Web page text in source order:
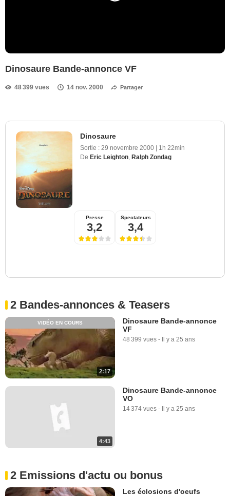
Dinosaure Bande-annonce VF
48 399 vues 14 nov. 2000 Partager
Dinosaure
Sortie : 29 novembre 2000 | 1h 22min
De Eric Leighton Ralph Zondag
Presse
3,2
Spectateurs
3,4
2 Bandes-annonces & Teasers
2:17
VIDÉO EN COURS
Dinosaure Bande-annonce
VF
48 399 vues - Il y a 25 ans
4:43
Dinosaure Bande-annonce
VO
14 374 vues - Il y a 25 ans
2 Emissions d'actu ou bonus
Les éclosions d'oeufs